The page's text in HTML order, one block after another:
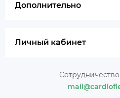
Дополнительно
Личный кабинет